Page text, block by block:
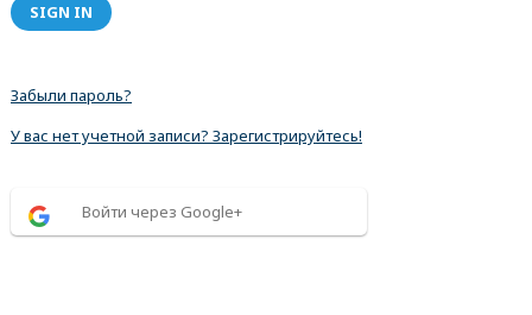
SIGN IN
Забыли пароль?
У вас нет учетной записи? Зарегистрируйтесь!
Войти через Google+